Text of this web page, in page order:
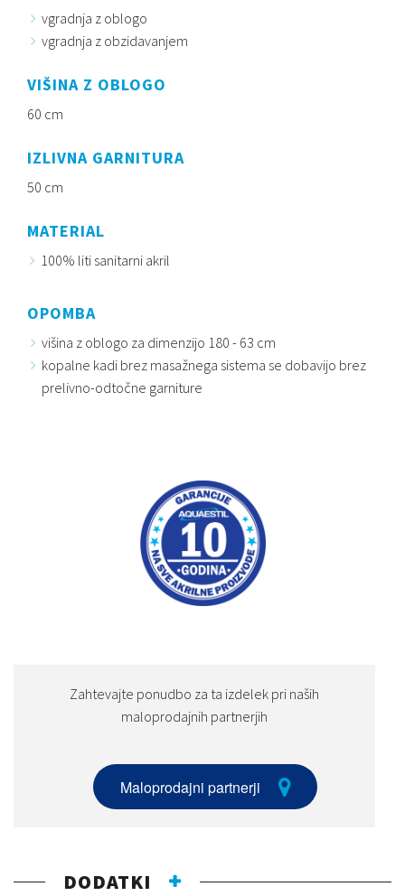
vgradnja z oblogo
vgradnja z obzidavanjem
VIŠINA Z OBLOGO
60 cm
IZLIVNA GARNITURA
50 cm
MATERIAL
100% liti sanitarni akril
OPOMBA
višina z oblogo za dimenzijo 180 - 63 cm
kopalne kadi brez masažnega sistema se dobavijo brez
prelivno-odtočne garniture
Zahtevajte ponudbo za ta izdelek pri naših
maloprodajnih partnerjih
Maloprodajni partnerji
DODATKI